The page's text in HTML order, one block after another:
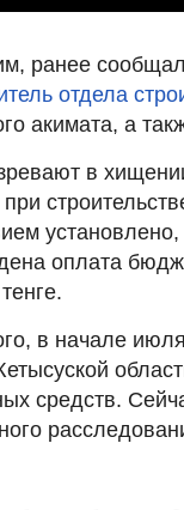
ранее
отдела
акимата, а
в
оплата
в начале
средств.